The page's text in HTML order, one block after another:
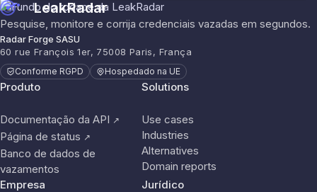
LeakRadar
Pesquise, monitore e corrija credenciais vazadas em segundos.
Radar Forge SASU
60 rue François 1er, 75008 Paris, França
Conforme RGPD Hospedado na UE
Produto
Documentação da API ↗
Página de status ↗
Banco de dados de
vazamentos
Solutions
Use cases
Industries
Alternatives
Domain reports
Empresa
Jurídico